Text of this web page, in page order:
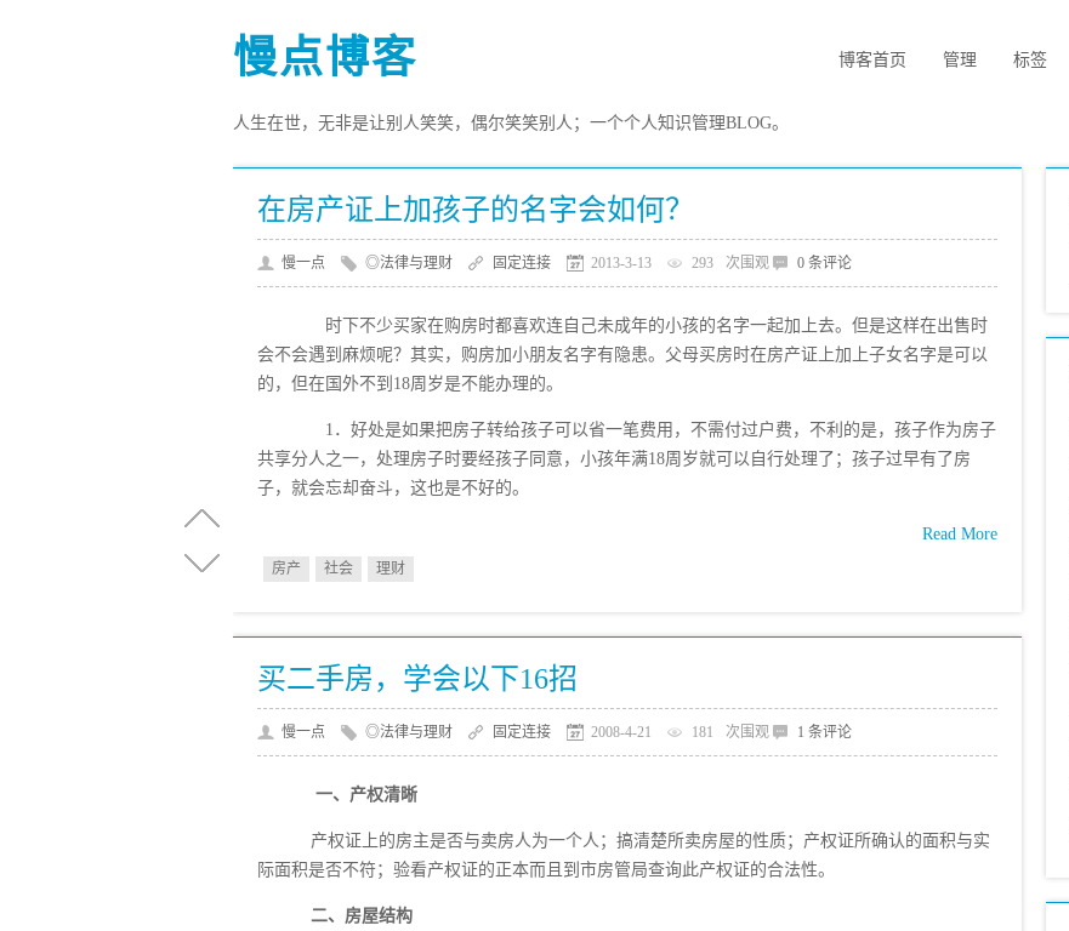
慢点博客
人生在世，无非是让别人笑笑，偶尔笑笑别人；一个个人知识管理BLOG。
博客首页 管理 标签
在房产证上加孩子的名字会如何？
慢一点 ◎法律与理财 固定连接 2013-3-13 293 次围观 0 条评论
时下不少买家在购房时都喜欢连自己未成年的小孩的名字一起加上去。但是这样在出售时
会不会遇到麻烦呢？其实，购房加小朋友名字有隐患。父母买房时在房产证上加上子女名字是可以
的，但在国外不到18周岁是不能办理的。
1．好处是如果把房子转给孩子可以省一笔费用，不需付过户费，不利的是，孩子作为房子
共享分人之一，处理房子时要经孩子同意，小孩年满18周岁就可以自行处理了；孩子过早有了房
子，就会忘却奋斗，这也是不好的。
Read More
房产 社会 理财
买二手房，学会以下16招
慢一点 ◎法律与理财 固定连接 2008-4-21 181 次围观 1 条评论
一、产权清晰
产权证上的房主是否与卖房人为一个人；搞清楚所卖房屋的性质；产权证所确认的面积与实
际面积是否不符；验看产权证的正本而且到市房管局查询此产权证的合法性。
二、房屋结构